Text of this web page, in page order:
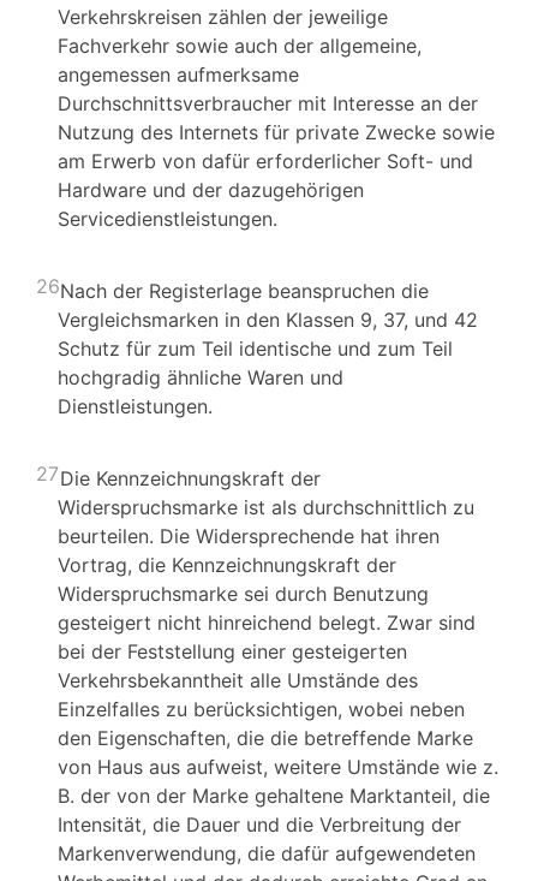
Verkehrskreisen zählen der jeweilige
Fachverkehr sowie auch der allgemeine,
angemessen aufmerksame
Durchschnittsverbraucher mit Interesse an der
Nutzung des Internets für private Zwecke sowie
am Erwerb von dafür erforderlicher Soft- und
Hardware und der dazugehörigen
Servicedienstleistungen.
26Nach der Registerlage beanspruchen die
Vergleichsmarken in den Klassen 9, 37, und 42
Schutz für zum Teil identische und zum Teil
hochgradig ähnliche Waren und
Dienstleistungen.
27Die Kennzeichnungskraft der
Widerspruchsmarke ist als durchschnittlich zu
beurteilen. Die Widersprechende hat ihren
Vortrag, die Kennzeichnungskraft der
Widerspruchsmarke sei durch Benutzung
gesteigert nicht hinreichend belegt. Zwar sind
bei der Feststellung einer gesteigerten
Verkehrsbekanntheit alle Umstände des
Einzelfalles zu berücksichtigen, wobei neben
den Eigenschaften, die die betreffende Marke
von Haus aus aufweist, weitere Umstände wie z.
B. der von der Marke gehaltene Marktanteil, die
Intensität, die Dauer und die Verbreitung der
Markenverwendung, die dafür aufgewendeten